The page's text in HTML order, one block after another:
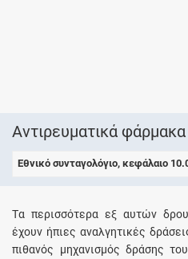
Αντιρευματικά
Εθνικό συνταγολόγιο, κεφάλαιο
Tα περισσότερα εξ αυτών
έχουν ήπιες αναλγητικές
πιθανός μηχανισμός δράσης